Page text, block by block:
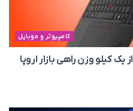
کامپیوتر و موبایل
کیلو وزن راهی بازار اروپا